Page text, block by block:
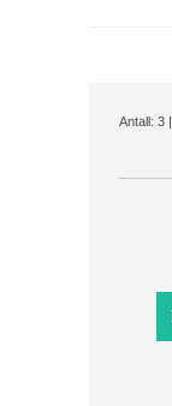
Antall: 3 |